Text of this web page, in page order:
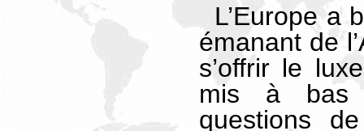
L’Europe a
émanant de
s’offrir le
mis à bas
questions